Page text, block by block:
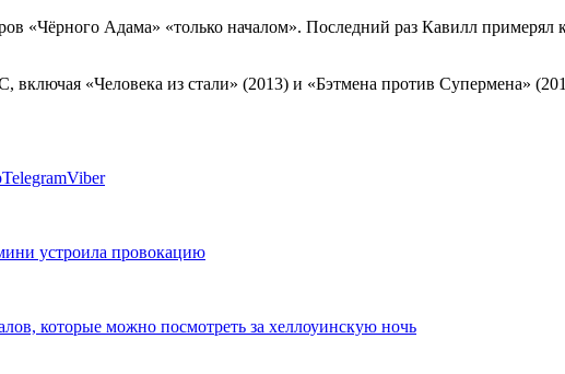
«Чёрного Адама» «только началом». Последний раз Кавилл
включая «Человека из стали» (2013) и «Бэтмена против Супермена»
TelegramViber
устроила провокацию
которые можно посмотреть за хеллоуинскую ночь